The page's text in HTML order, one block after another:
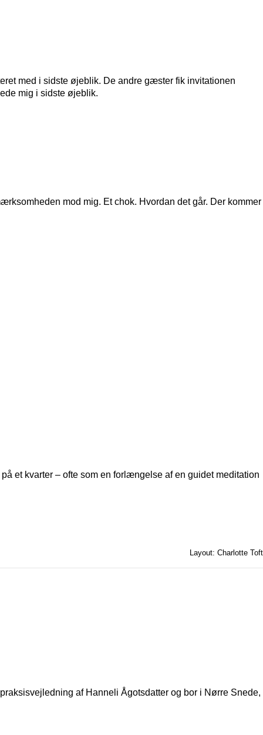
med i sidste øjeblik. De andre gæster fik invitationen
mig i sidste øjeblik.
mod mig. Et chok. Hvordan det går. Der kommer
et kvarter – ofte som en forlængelse af en guidet meditation
Layout: Charlotte Toft
af Hanneli Ågotsdatter og bor i Nørre Snede,